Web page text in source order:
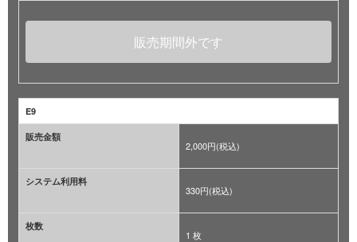
販売期間外です
E9
販売金額
2,000円(税込)
システム利用料
330円(税込)
枚数
1 枚